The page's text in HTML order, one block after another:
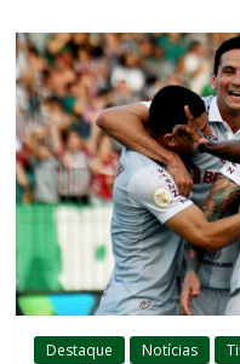
Destaque Notícias